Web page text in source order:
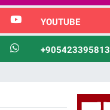
YOUTUBE
+905423395813